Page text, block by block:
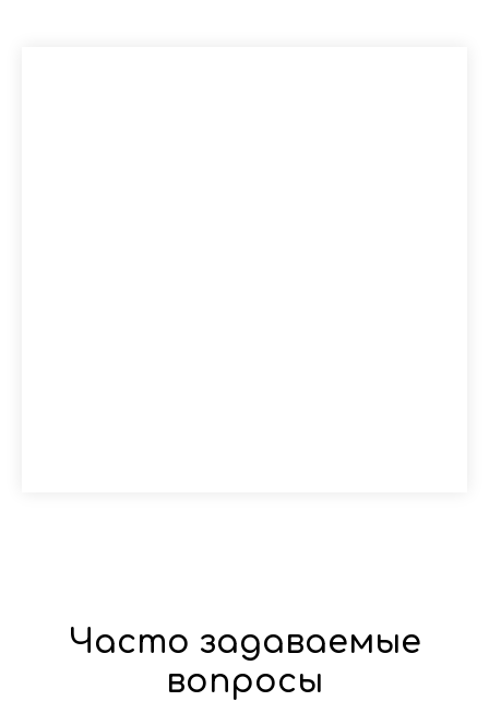
Часто задаваемые
вопросы